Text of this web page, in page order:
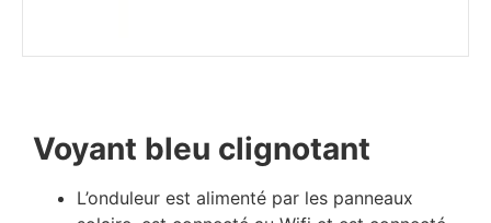
Voyant bleu clignotant
L’onduleur est alimenté par les panneaux